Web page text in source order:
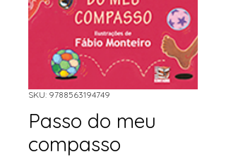
SKU: 9788563194749
Passo do meu
compasso